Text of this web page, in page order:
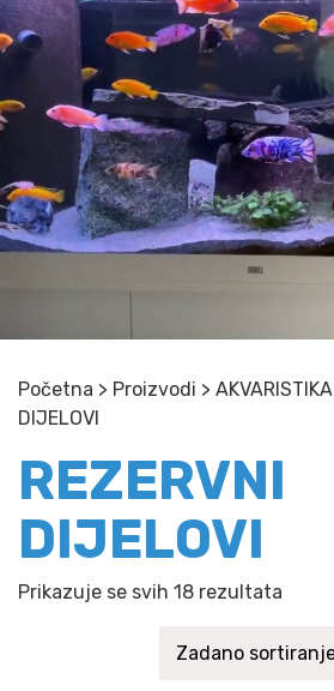
Početna > Proizvodi > AKVARISTIKA
DIJELOVI
REZERVNI
DIJELOVI
Prikazuje se svih 18 rezultata